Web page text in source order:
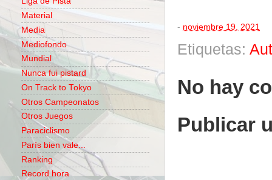
- noviembre 19, 2021
Etiquetas:
No hay
Publicar
Material
Media
Mediofondo
Mundial
Nunca fui pistard
On Track to Tokyo
Otros Campeonatos
Otros Juegos
Paraciclismo
París bien vale...
Ranking
Record hora